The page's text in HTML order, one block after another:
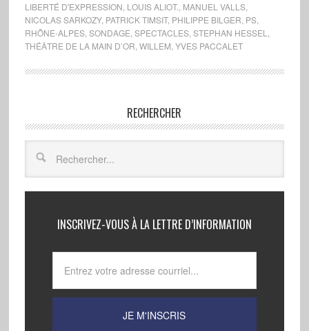
LIBERTÉ D'EXPRESSION LOUIS ALIOT. MANUEL VALLS,
NICOLAS SARKOZY, PATRICK TIMSIT, PHILIPPE BILGER PS,
RHÔNE-ALPES, SONDAGE SPECTACLES, STEPHAN HESSEL
THÉÂTRE DE LA MAIN D’OR WILLEM YVES PACCALET
RECHERCHER
INSCRIVEZ-VOUS À LA LETTRE D’INFORMATION